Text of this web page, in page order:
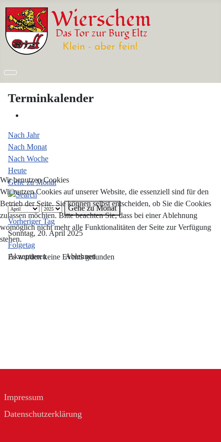
Terminkalender
Nach Jahr
Nach Monat
Nach Woche
Heute
Gehe zu Monat
Gehe zu Monat
Vorheriger Tag
Sonntag, 20. April 2025
Folgetag
Es wurden keine Events gefunden
Impressum
Datenschutzerklärung
Wir benutzen Cookies
Wir nutzen Cookies auf unserer Website, die essenziell sind für den
Betrieb der Seite. Sie können selbst entscheiden, ob Sie die Cookies
zulassen möchten. Bitte beachten Sie, dass bei einer Ablehnung
womöglich nicht mehr alle Funktionalitäten der Seite zur Verfügung
stehen.
Akzeptieren Ablehnen